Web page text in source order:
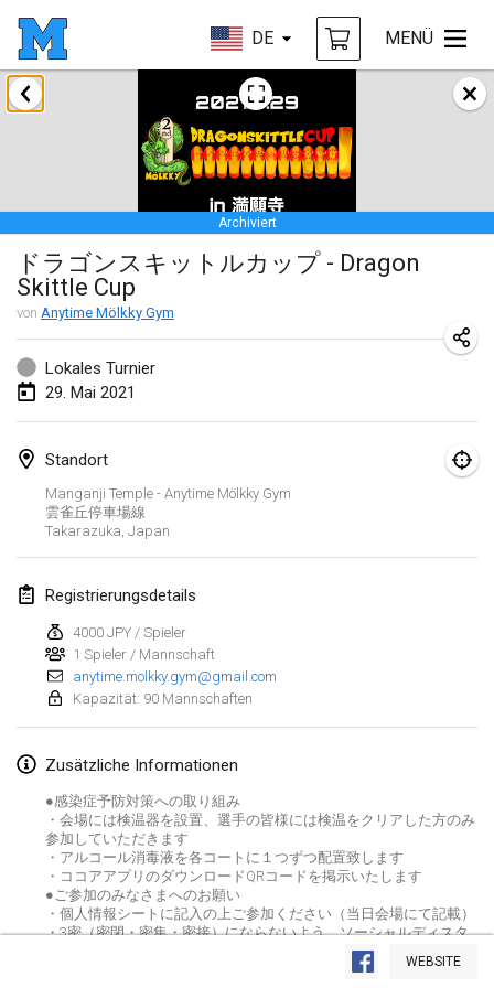
DE MENÜ
Liste anzeigen
Archiviert
ドラゴンスキットルカップ - Dragon
Skittle Cup
von Anytime Mölkky Gym
Lokales Turnier
29. Mai 2021
Standort
Manganji Temple - Anytime Mölkky Gym
雲雀丘停車場線
Takarazuka Japan
Registrierungsdetails
4000 JPY / Spieler
1 Spieler / Mannschaft
anytime.molkky.gym@gmail.com
Kapazität: 90 Mannschaften
Zusätzliche Informationen
●感染症予防対策への取り組み
・会場には検温器を設置、選手の皆様には検温をクリアした方のみ
参加していただきます
・アルコール消毒液を各コートに１つずつ配置致します
・ココアアプリのダウンロードQRコードを掲示いたします
●ご参加のみなさまへのお願い
・個人情報シートに記入の上ご参加ください（当日会場にて記載）
・3密（密閉・密集・密接）にならないよう、ソーシャルディスタ
・大声での発生、歌唱や声援、近接した距離での会話等を控えまし
WEBSITE
Februar 2021
SM HalliMölkky - Finnish Championship
13. Feb. 2021|Finnland
Tournoi d'adresse "couvre feu"
19. Feb. 2021| Frankreich
Australian Finska Championship
20. Feb. 2021|Australien
März 2021
ABGESAGT
Open de Boulay Triplette
Tournoi du printemps confiné
9. Apr. 2021|Frankreich
10. Apr. 2021|Frankreich
Halové MČR Trojnásobný - Czech Indoor Triple
10. Apr. 2021 |Tschechische Republik
ABGESAGT
Doublette du Molkkamis
24. Apr. 2021|Belgien